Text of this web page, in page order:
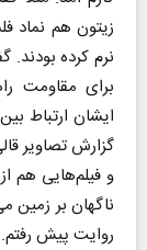
زیتون هم نماد
نرم کرده بودند.
برای مقاومت
ایشان ارتباط
گزارش تصاویر
و فیلم‌هایی هم
ناگهان بر زمین
روایت پیش رفتم.